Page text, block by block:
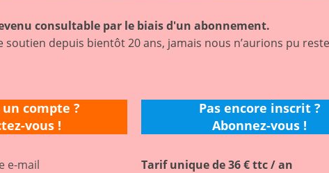
consultable par le biais d'un abonnement.
soutien depuis bientôt 20 ans, jamais nous n’aurions pu
un compte ?
vous !
e-mail
Pas encore inscrit ?
Abonnez-vous !
Tarif unique de 36 € ttc / an